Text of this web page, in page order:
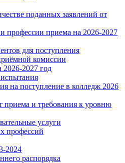
поданных заявлений от
профессии приема на 2026-2027
для поступления
комиссии
2027 год
на поступление в колледж 2026
приема и требования к уровню
услуги
профессий
2024
распорядка